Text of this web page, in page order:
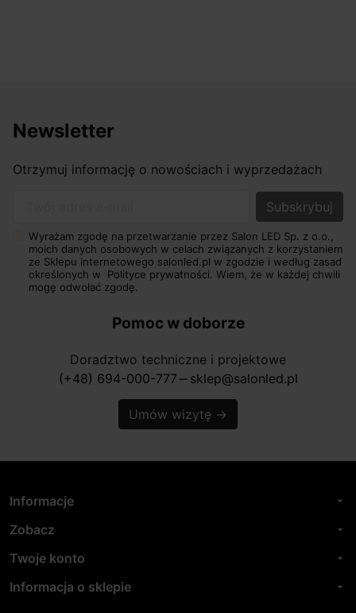
Newsletter
Otrzymuj informację o nowościach i wyprzedażach
Wyrażam zgodę na przetwarzanie przez Salon LED Sp. z o.o.,
moich danych osobowych w celach związanych z korzystaniem
ze Sklepu internetowego salonled.pl w zgodzie i według zasad
określonych w Polityce prywatności. Wiem, że w każdej chwili
mogę odwołać zgodę.
Pomoc w doborze
Doradztwo techniczne i projektowe
(+48) 694-000-777 horizontal_rule sklep@salonled.pl
Umów wizytę →
Informacje arrow_drop_down
Zobacz arrow_drop_down
Twoje konto arrow_drop_down
Informacja o sklepie arrow_drop_down